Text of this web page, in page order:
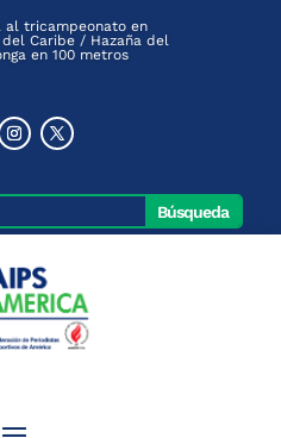
al tricampeonato en
Caribe / Hazaña del
en 100 metros